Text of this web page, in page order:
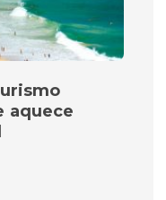
aquece